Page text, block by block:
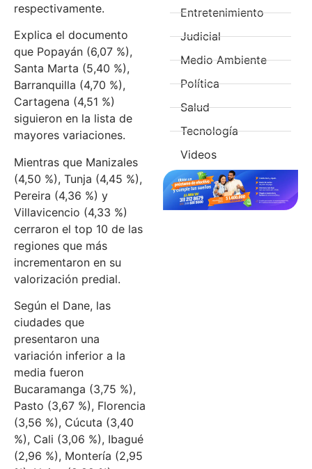
respectivamente.
Explica el documento
que Popayán (6,07 %),
Santa Marta (5,40 %),
Barranquilla (4,70 %),
Cartagena (4,51 %)
siguieron en la lista de
mayores variaciones.
Mientras que Manizales
(4,50 %), Tunja (4,45 %),
Pereira (4,36 %) y
Villavicencio (4,33 %)
cerraron el top 10 de las
regiones que más
incrementaron en su
valorización predial.
Según el Dane, las
ciudades que
presentaron una
variación inferior a la
media fueron
Bucaramanga (3,75 %),
Pasto (3,67 %), Florencia
(3,56 %), Cúcuta (3,40
%), Cali (3,06 %), Ibagué
(2,96 %), Montería (2,95
Entretenimiento
Judicial
Medio Ambiente
Política
Salud
Tecnología
Videos